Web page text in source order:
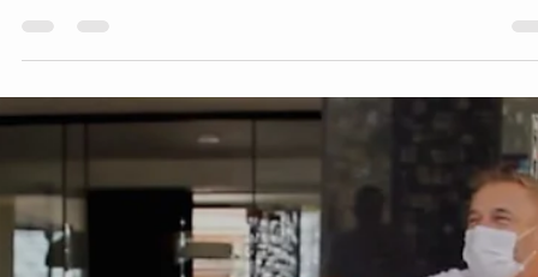
hsprecisao
2 min de leitura
Diferença entre painéis inteiriços e
fracionados
Nossos painéis possuem diversas vantagens e características